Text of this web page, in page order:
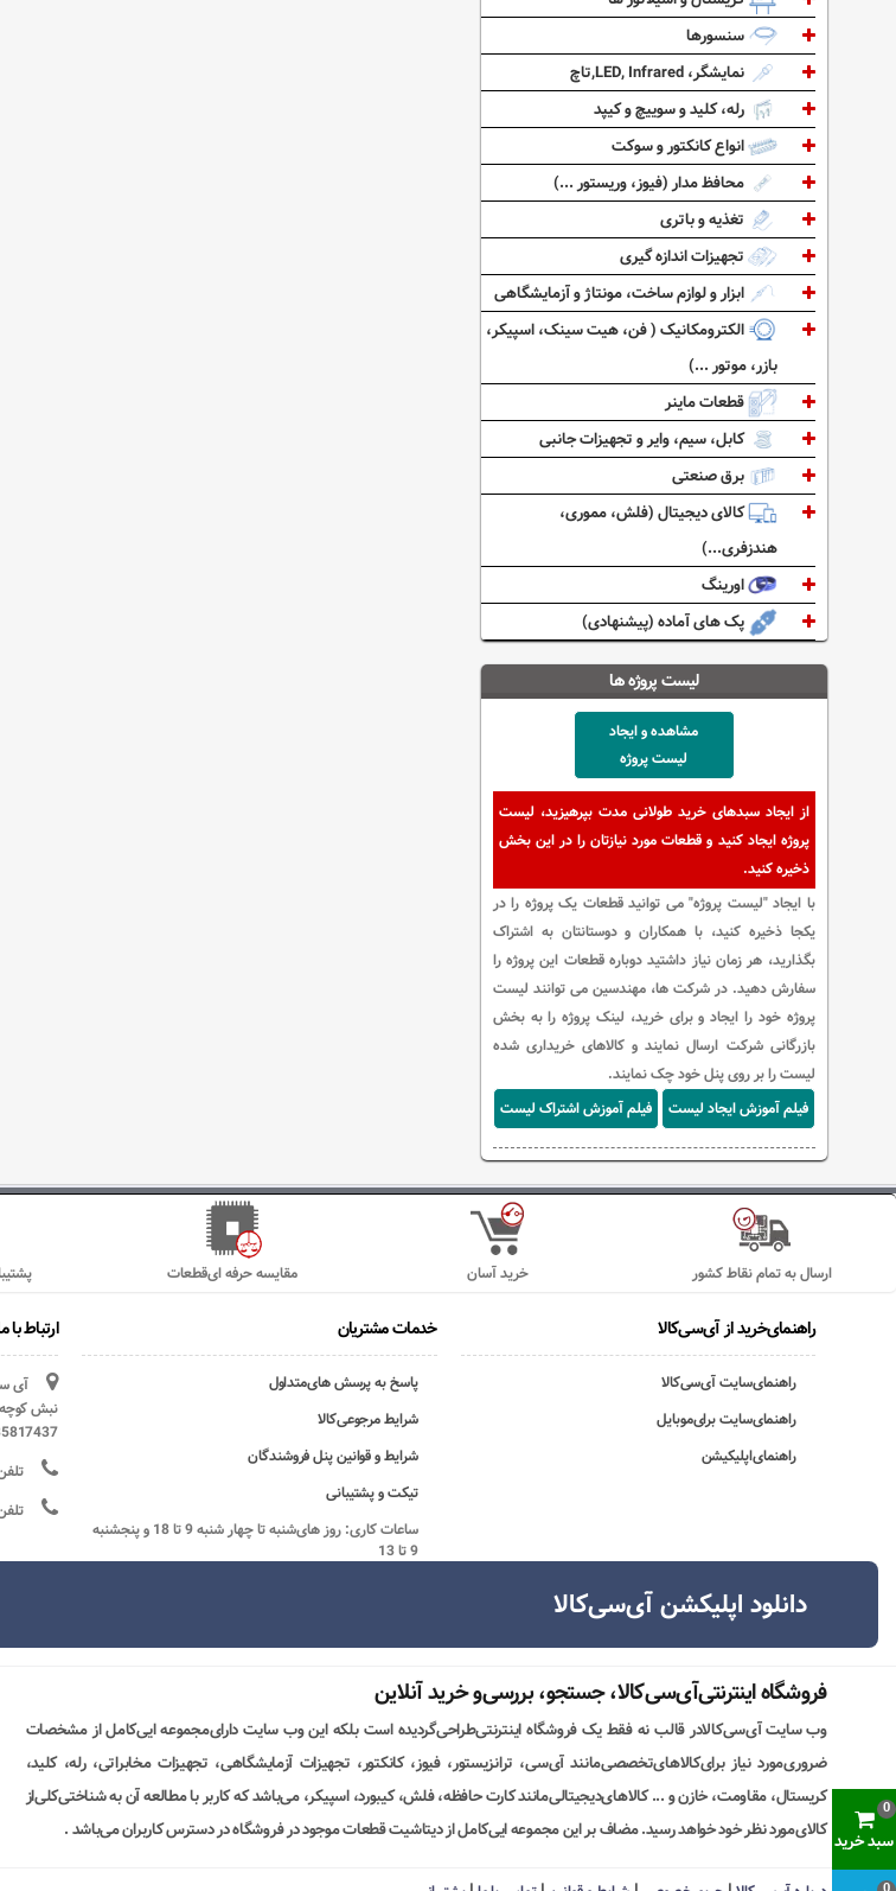
سنسورها
نمایشگر، LED, Infrared,تاچ
رله، کلید و سوییچ و کیپد
انواع کانکتور و سوکت
محافظ مدار (فیوز، وریستور ...)
تغذیه و باتری
تجهیزات اندازه گیری
ابزار و لوازم ساخت، مونتاژ و آزمایشگاهی
الکترومکانیک ( فن، هیت سینک، اسپیکر،
بازر، موتور ...)
قطعات ماینر
کابل، سیم، وایر و تجهیزات جانبی
برق صنعتی
کالای دیجیتال (فلش، مموری،
هندزفری...)
اورینگ
پک های آماده (پیشنهادی)
لیست پروژه ها
مشاهده و ایجاد
لیست پروژه
از ایجاد سبدهای خرید طولانی مدت بپرهیزید، لیست
پروژه ایجاد کنید و قطعات مورد نیازتان را در این بخش
ذخیره کنید.
با ایجاد "لیست پروژه" می توانید قطعات یک پروژه را در
یکجا ذخیره کنید، با همکاران و دوستانتان به اشتراک
بگذارید، هر زمان نیاز داشتید دوباره قطعات این پروژه را
سفارش دهید. در شرکت ها، مهندسین می توانند لیست
پروژه خود را ایجاد و برای خرید، لینک پروژه را به بخش
بازرگانی شرکت ارسال نمایند و کالاهای خریداری شده
لیست را بر روی پنل خود چک نمایند.
فیلم آموزش ایجاد لیست
فیلم آموزش اشتراک لیست
مقایسه حرفه ای‌قطعات خرید آسان ارسال به تمام نقاط کشور
راهنمای‌خرید از آی‌سی‌کالا
راهنمای‌سایت آی‌سی‌کالا
راهنمای‌سایت برای‌موبایل
راهنمای‌اپلیکیشن
خدمات مشتریان
پاسخ به پرسش های‌متداول
شرایط مرجوعی‌کالا
شرایط و قوانین پنل فروشندگان
تیکت و پشتیبانی
ساعات کاری: روز های‌شنبه تا چهار شنبه 9 تا 18 و پنجشنبه
9 تا 13
ارتباط با
آی
1135817437 ساعت کاری 9 لغایت 16و
تلفن
تلفن
دانلود اپلیکشن آی‌سی‌کالا
فروشگاه اینترنتی‌آی‌سی‌کالا، جستجو، بررسی‌و خرید آنلاین
وب سایت آی‌سی‌کالادر قالب نه فقط یک فروشگاه اینترنتی‌طراحی‌گردیده است بلکه این وب سایت دارای‌مجموعه ایی‌کامل از مشخصات
ضروری‌مورد نیاز برای‌کالاهای‌تخصصی‌مانند آی‌سی، ترانزیستور، فیوز، کانکتور، تجهیزات آزمایشگاهی، تجهیزات مخابراتی، رله، کلید،
کریستال، مقاومت، خازن و ... کالاهای‌دیجیتالی‌مانند کارت حافظه، فلش، کیبورد، اسپیکر، می‌باشد که کاربر با مطالعه آن به شناختی‌کلی‌از
کالای‌مورد نظر خود خواهد رسید. مضاف بر این مجموعه ایی‌کامل از دیتاشیت قطعات موجود در فروشگاه در دسترس کاربران می‌باشد . سبد خرید
0